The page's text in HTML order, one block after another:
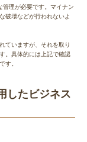
管理が必要です。マイナン
破壊などが行われないよ
ていますが、それを取り
。具体的には上記で確認
す。
たビジネス